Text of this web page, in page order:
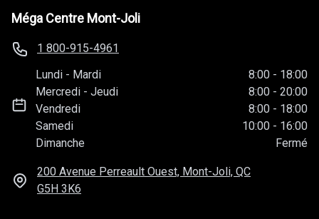
Méga Centre Mont-Joli
1 800-915-4961
Lundi - Mardi 8:00 - 18:00
Mercredi -Jeudi 8:00 - 20:00
Vendredi
8:00 - 18:00
Samedi
10:00 - 16:00
Dimanche
Fermé
200 Avenue Perreault Ouest, Mont-Joli, QC
G5H 3K6